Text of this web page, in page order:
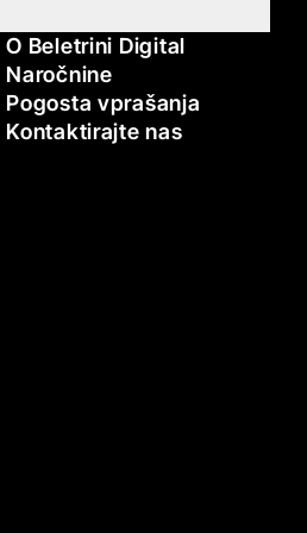
O Beletrini Digital
Naročnine
Pogosta vprašanja
Kontaktirajte nas